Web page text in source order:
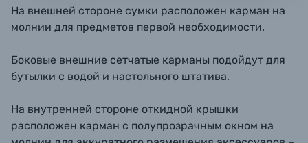
На внешней стороне сумки расположен карман на
молнии для предметов первой необходимости.
Боковые внешние сетчатые карманы подойдут для
бутылки с водой и настольного штатива.
На внутренней стороне откидной крышки
расположен карман с полупрозрачным окном на